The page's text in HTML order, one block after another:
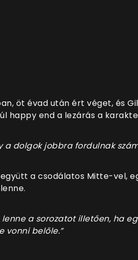
öt évad után ért véget, és
happy end a lezárás a
a dolgok jobbra fordulnak
a csodálatos Mitte-vel,
lenne a sorozatot illetően, ha
vonni belőle.”